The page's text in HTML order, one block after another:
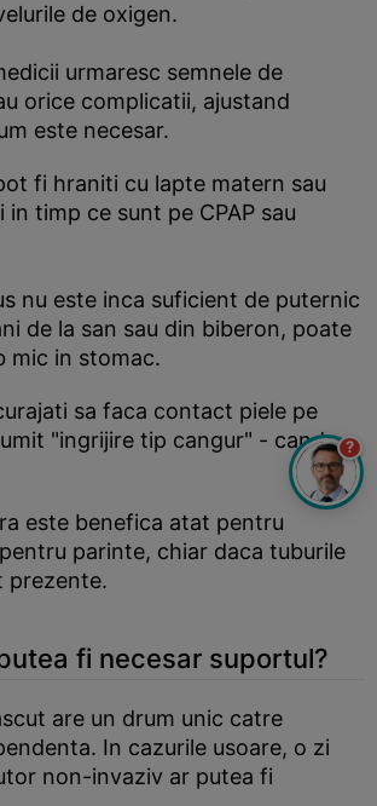
de oxigen.
urmaresc semnele de
orice complicatii, ajustand
este necesar.
fi hraniti cu lapte matern sau
timp ce sunt pe CPAP sau
nu este inca suficient de puternic
de la san sau din biberon, poate
mic in stomac.
sa faca contact piele pe
"ingrijire tip cangur" - cand
este benefica atat pentru
parinte, chiar daca tuburile
prezente.
fi necesar suportul?
are un drum unic catre
In cazurile usoare, o zi
non-invaziv ar putea fi
?